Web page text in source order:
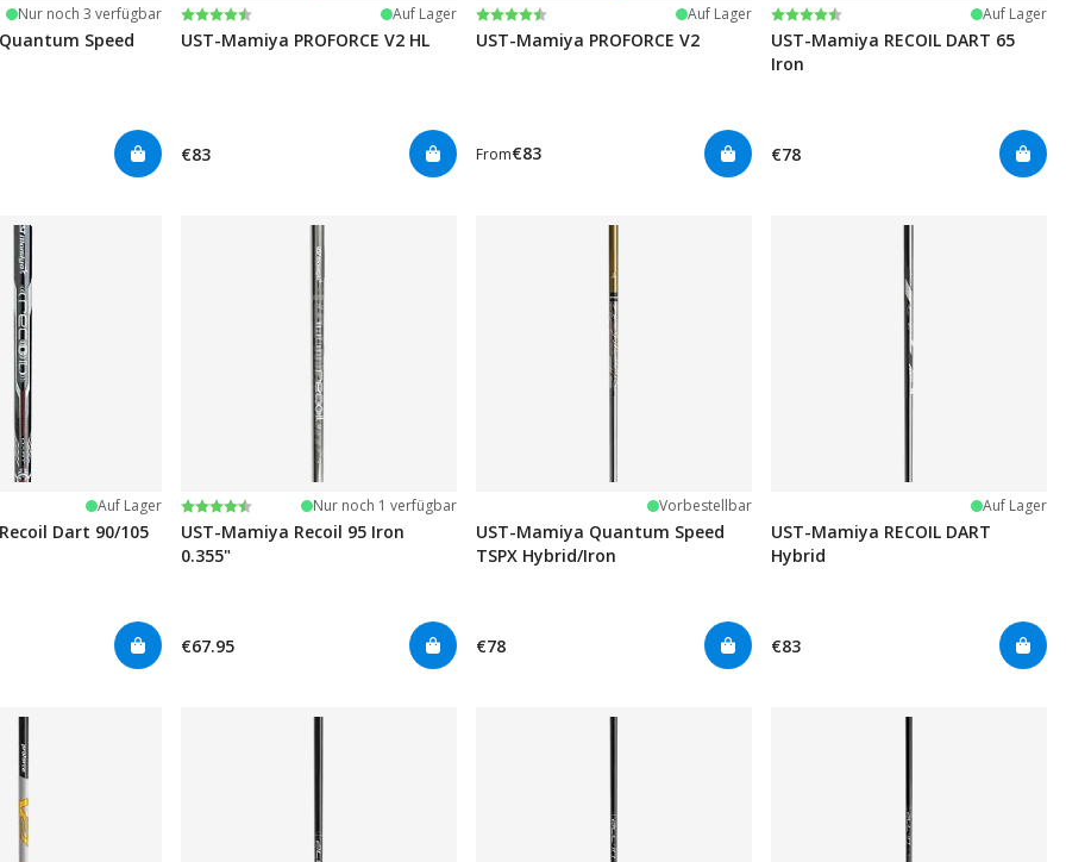
Nur noch 3 verfügbar
Speed
Bewertung:
4.8 von 5 Sternen Auf Lager
UST-Mamiya PROFORCE V2 HL
€83
Bewertung:
4.7 von 5 Sternen Auf Lager
UST-Mamiya PROFORCE V2
From€83
Bewertung:
4.7 von 5 Sternen Auf Lager
UST-Mamiya RECOIL DART 65
Iron
€78
Auf Lager
Dart 90/105
Bewertung:
4.7 von 5 SternenNur noch 1 verfügbar
UST-Mamiya Recoil 95 Iron
0.355"
€67.95
Vorbestellbar
UST-Mamiya Quantum Speed
TSPX Hybrid/Iron
€78
Auf Lager
UST-Mamiya RECOIL DART
Hybrid
€83